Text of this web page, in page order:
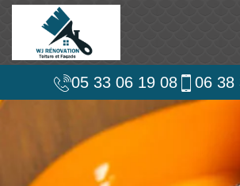
05 33 06 19 08 06 38